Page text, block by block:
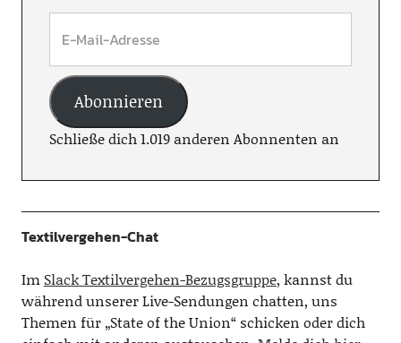
Abonnieren
Schließe dich 1.019 anderen Abonnenten an
Textilvergehen-Chat
Im Slack Textilvergehen-Bezugsgruppe, kannst du
während unserer Live-Sendungen chatten, uns
Themen für „State of the Union“ schicken oder dich